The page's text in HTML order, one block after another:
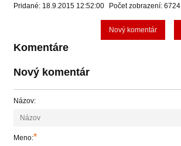
Pridané: 18.9.2015 12:52:00 Počet zobrazení: 6724
Nový komentár
Komentáre
Nový komentár
Názov:
Meno:*